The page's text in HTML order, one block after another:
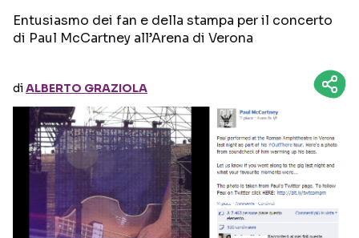
Seguici sui social
Entusiasmo dei fan e della stampa per il concerto
di Paul McCartney all’Arena di Verona
diALBERTO GRAZIOLA